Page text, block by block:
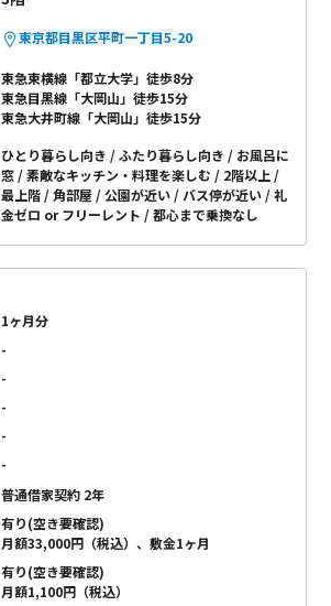
東京都目黒区平町一丁目5-20
東急東横線「都立大学」徒歩8分
東急目黒線「大岡山」徒歩15分
東急大井町線「大岡山」徒歩15分
ひとり暮らし向き ふたり暮らし向き
お風呂に
窓
素敵なキッチン・料理を楽しむ
2階以上
最上階
角部屋 公園が近い バス停が近い
礼
金ゼロ or フリーレント
都心まで乗換なし
1ヶ月分
-
-
-
-
-
普通借家契約 2年
有り(空き要確認)
月額33,000円（税込）、敷金1ヶ月
有り(空き要確認)
月額1,100円（税込）